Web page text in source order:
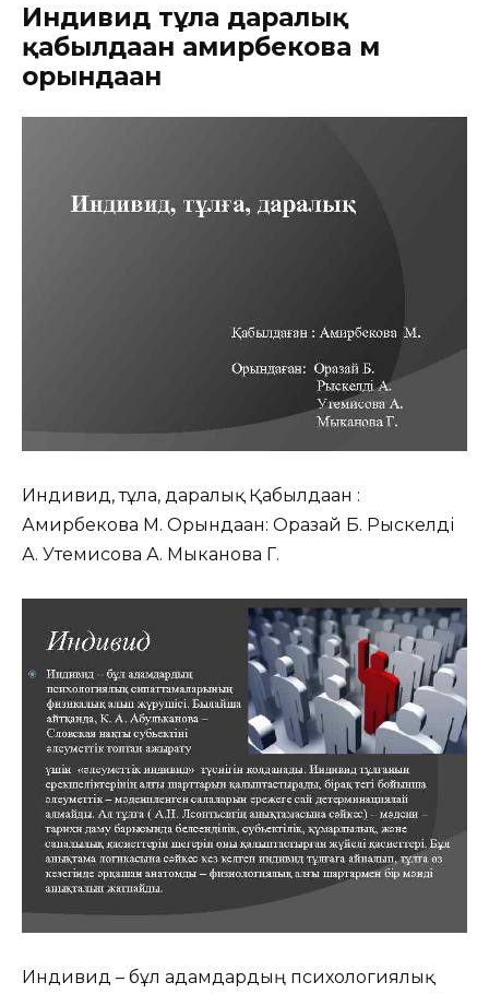
Индивид тұлға даралық
қабылдаған амирбекова м
орындаған
Индивид, тұлға, даралық Қабылдаған :
Амирбекова М. Орындаған: Оразай Б. Рыскелді
А. Утемисова А. Мыканова Г.
Индивид – бұл адамдардың психологиялық